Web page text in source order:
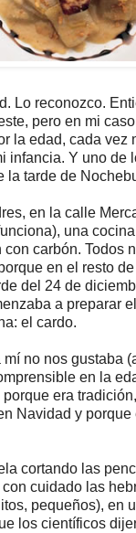
Lo reconozco.
pero en mi
la edad, cada vez
infancia. Y uno de
la tarde de
en la calle
una
carbón. Todos
en el resto
del 24 de
a preparar
el cardo.
mí no nos gustaba
en la
era
Navidad y
cortando las
cuidado las
pequeños), en
los científicos